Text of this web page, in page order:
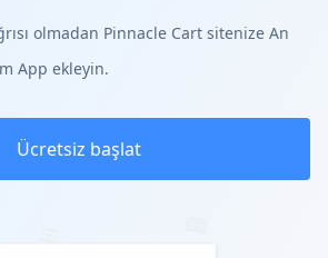
olmadan Pinnacle Cart sitenize An
App ekleyin.
Ücretsiz başlat